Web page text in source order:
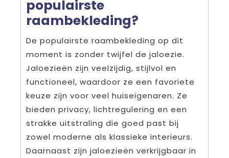
populairste
raambekleding?
De populairste raambekleding op dit
moment is zonder twijfel de jaloezie.
Jaloezieën zijn veelzijdig, stijlvol en
functioneel, waardoor ze een favoriete
keuze zijn voor veel huiseigenaren. Ze
bieden privacy, lichtregulering en een
strakke uitstraling die goed past bij
zowel moderne als klassieke interieurs.
Daarnaast zijn jaloezieën verkrijgbaar in